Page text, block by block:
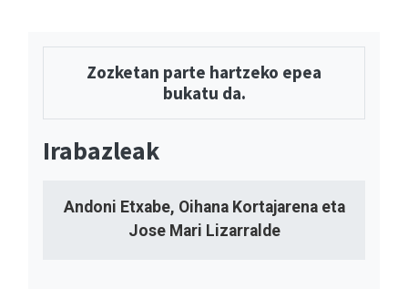
Zozketan parte hartzeko epea
bukatu da.
Irabazleak
Andoni Etxabe, Oihana Kortajarena eta
Jose Mari Lizarralde